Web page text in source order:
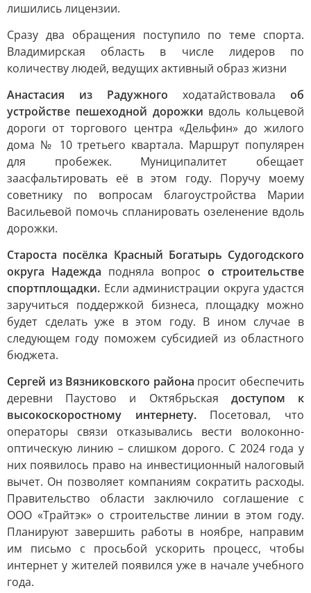
лишились лицензии.
Сразу два обращения поступило по теме спорта.
Владимирская область в числе лидеров по
количеству людей, ведущих активный образ жизни
Анастасия из Радужного ходатайствовала об
устройстве пешеходной дорожки вдоль кольцевой
дороги от торгового центра «Дельфин» до жилого
дома № 10 третьего квартала. Маршрут популярен
для пробежек. Муниципалитет обещает
заасфальтировать её в этом году. Поручу моему
советнику по вопросам благоустройства Марии
Васильевой помочь спланировать озеленение вдоль
дорожки.
Староста посёлка Красный Богатырь Судогодского
округа Надежда подняла вопрос о строительстве
спортплощадки. Если администрации округа удастся
заручиться поддержкой бизнеса, площадку можно
будет сделать уже в этом году. В ином случае в
следующем году поможем субсидией из областного
бюджета.
Сергей из Вязниковского района просит обеспечить
деревни Паустово и Октябрьская доступом к
высокоскоростному интернету.Посетовал, что
операторы связи отказывались вести волоконно-
оптическую линию – слишком дорого. С 2024 года у
них появилось право на инвестиционный налоговый
вычет. Он позволяет компаниям сократить расходы.
Правительство области заключило соглашение с
ООО «Трайтэк» о строительстве линии в этом году.
Планируют завершить работы в ноябре, направим
им письмо с просьбой ускорить процесс, чтобы
интернет у жителей появился уже в начале учебного
года.